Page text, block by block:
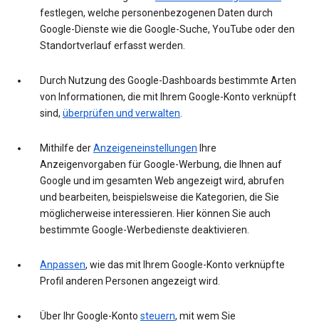
festlegen, welche personenbezogenen Daten durch
Google-Dienste wie die Google-Suche, YouTube oder den
Standortverlauf erfasst werden.
Durch Nutzung des Google-Dashboards bestimmte Arten
von Informationen, die mit Ihrem Google-Konto verknüpft
sind, überprüfen und verwalten.
Mithilfe derAnzeigeneinstellungen Ihre
Anzeigenvorgaben für Google-Werbung, die Ihnen auf
Google und im gesamten Web angezeigt wird, abrufen
und bearbeiten, beispielsweise die Kategorien, die Sie
möglicherweise interessieren. Hier können Sie auch
bestimmte Google-Werbedienste deaktivieren.
Anpassen, wie das mit Ihrem Google-Konto verknüpfte
Profil anderen Personen angezeigt wird.
Über Ihr Google-Konto steuern, mit wem Sie